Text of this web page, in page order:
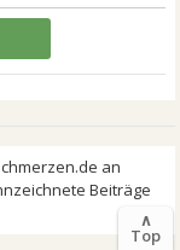
∧
Top